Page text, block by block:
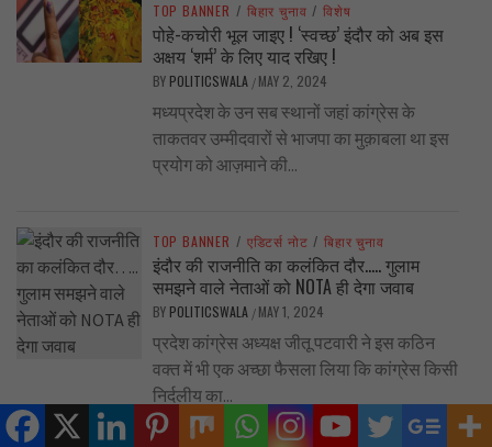
TOP BANNER / बिहार चुनाव / विशेष
पोहे-कचोरी भूल जाइए ! ‘स्वच्छ’ इंदौर को अब इस
अक्षय ‘शर्म’ के लिए याद रखिए !
BY POLITICSWALA / MAY 2, 2024
मध्यप्रदेश के उन सब स्थानों जहां कांग्रेस के
ताकतवर उम्मीदवारों से भाजपा का मुक़ाबला था इस
प्रयोग को आज़माने की...
TOP BANNER / एडिटर्स नोट / बिहार चुनाव
इंदौर की राजनीति का कलंकित दौर….. गुलाम
समझने वाले नेताओं को NOTA ही देगा जवाब
BY POLITICSWALA / MAY 1, 2024
प्रदेश कांग्रेस अध्यक्ष जीतू पटवारी ने इस कठिन
वक्त में भी एक अच्छा फैसला लिया कि कांग्रेस किसी
निर्दलीय का...